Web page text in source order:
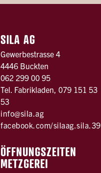
SILA AG
Gewerbestrasse 4
4446 Buckten
062 299 00 95
Tel. Fabrikladen, 079 151 53
53
info@sila.ag
facebook.com/silaag.sila.39
ÖFFNUNGSZEITEN
METZGEREI